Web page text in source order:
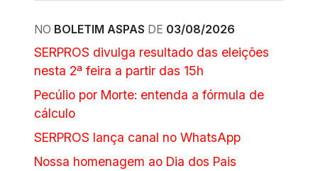
NO BOLETIM ASPAS DE 03/08/2026
SERPROS divulga resultado das eleições
nesta 2ª feira a partir das 15h
Pecúlio por Morte: entenda a fórmula de
cálculo
SERPROS lança canal no WhatsApp
Nossa homenagem ao Dia dos Pais